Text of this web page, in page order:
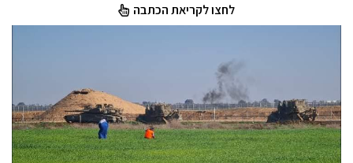
לחצו לקריאת הכתבה